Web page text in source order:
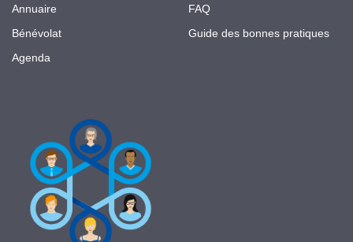
Annuaire
Bénévolat
Agenda
FAQ
Guide des bonnes pratiques